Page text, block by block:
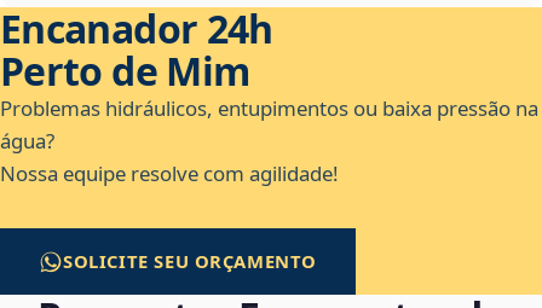
Encanador 24h
Perto de Mim
Problemas hidráulicos, entupimentos ou baixa pressão na
água?
Nossa equipe resolve com agilidade!
SOLICITE SEU ORÇAMENTO